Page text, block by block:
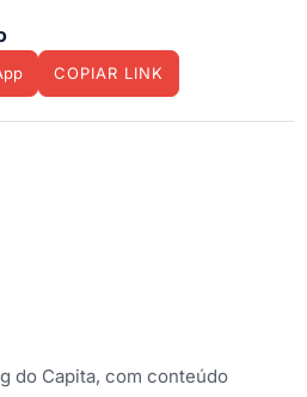
COPIAR LINK
do Capita, com conteúdo